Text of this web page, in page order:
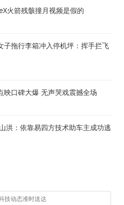
火箭残骸撞月视频是假的
子拖行李箱冲入停机坪：挥手拦飞
映口碑大爆 无声哭戏震撼全场
洪：依靠易四方技术助车主成功逃